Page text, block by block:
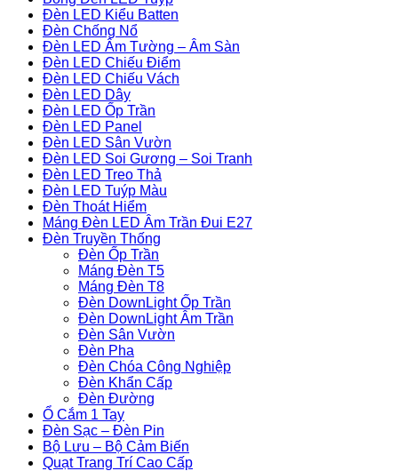
Đèn LED Kiểu Batten
Đèn Chống Nổ
Đèn LED Âm Tường – Âm Sàn
Đèn LED Chiếu Điểm
Đèn LED Chiếu Vách
Đèn LED Dây
Đèn LED Ốp Trần
Đèn LED Panel
Đèn LED Sân Vườn
Đèn LED Soi Gương – Soi Tranh
Đèn LED Treo Thả
Đèn LED Tuýp Màu
Đèn Thoát Hiểm
Máng Đèn LED Âm Trần Đui E27
Đèn Truyền Thống
Đèn Ốp Trần
Máng Đèn T5
Máng Đèn T8
Đèn DownLight Ốp Trần
Đèn DownLight Âm Trần
Đèn Sân Vườn
Đèn Pha
Đèn Chóa Công Nghiệp
Đèn Khẩn Cấp
Đèn Đường
Ổ Cắm 1 Tay
Đèn Sạc – Đèn Pin
Bộ Lưu – Bộ Cảm Biến
Quạt Trang Trí Cao Cấp